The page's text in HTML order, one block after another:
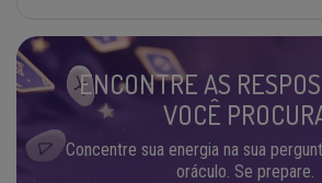
ENCONTRE AS
VOCÊ
Concentre sua energia na sua
oráculo. Se prepare.